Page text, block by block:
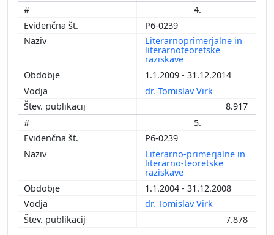
4.
P6-0239
Literarnoprimerjalne in
literarnoteoretske
raziskave
1.1.2009 - 31.12.2014
dr. Tomislav Virk
8.917
5.
P6-0239
Literarno-primerjalne in
literarno-teoretske
raziskave
1.1.2004 - 31.12.2008
dr. Tomislav Virk
7.878